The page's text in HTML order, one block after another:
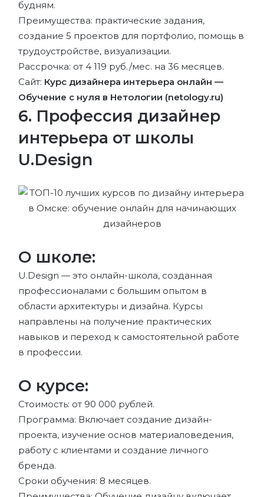
будням.
Преимущества: практические задания,
создание 5 проектов для портфолио, помощь в
трудоустройстве, визуализации.
Рассрочка: от 4 119 руб./мес. на 36 месяцев.
Сайт: Курс дизайнера интерьера онлайн —
Обучение с нуля в Нетологии (netology.ru)
6. Профессия дизайнер
интерьера от школы
U.Design
О школе:
U.Design — это онлайн-школа, созданная
профессионалами с большим опытом в
области архитектуры и дизайна. Курсы
направлены на получение практических
навыков и переход к самостоятельной работе
в профессии.
О курсе:
Стоимость: от 90 000 рублей.
Программа: Включает создание дизайн-
проекта, изучение основ материаловедения,
работу с клиентами и создание личного
бренда.
Сроки обучения: 8 месяцев.